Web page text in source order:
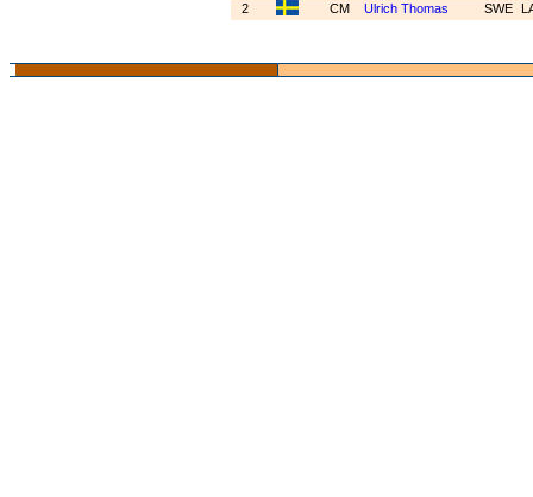
2
CM Ulrich Thomas SWE